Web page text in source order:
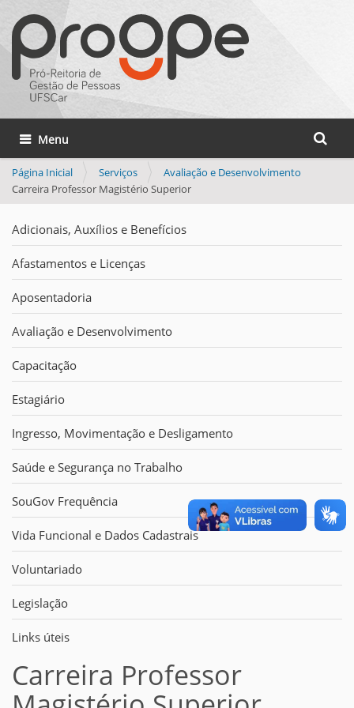
Busca
Busca
Toggle navigation
Página Inicial Serviços
Avaliação e Desenvolvimento
Carreira Professor Magistério Superior
Adicionais, Auxílios e Benefícios
Afastamentos e Licenças
Aposentadoria
Avaliação e Desenvolvimento
Capacitação
Estagiário
Ingresso, Movimentação e Desligamento
Saúde e Segurança no Trabalho
SouGov Frequência
Vida Funcional e Dados Cadastrais
Voluntariado
Legislação
Links úteis
Carreira Professor